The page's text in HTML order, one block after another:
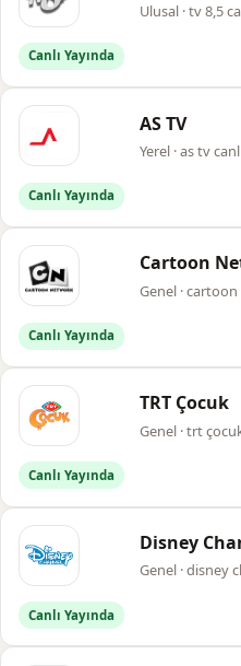
Ulusal · tv 8,5
Canlı Yayında
AS TV
Yerel · as tv
Canlı Yayında
Cartoon
Genel ·
Canlı Yayında
TRT Çocuk
Genel · trt
Canlı Yayında
Disney
Genel · disney
Canlı Yayında